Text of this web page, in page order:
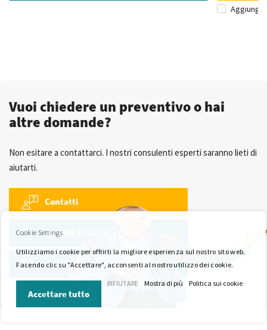
Aggiungi
Vuoi chiedere un preventivo o hai
altre domande?
Non esitare a contattarci. I nostri consulenti esperti saranno lieti di
aiutarti.
Contatti
+39 0444 27 62 18
sales@wkk-europe.it
Cookie Settings
Utilizziamo i cookie per offrirti la migliore esperienza sul nostro sito web.
Facendo clic su "Accettare", acconsenti al nostro utilizzo dei cookie.
Accettare tutto
RIFIUTARE Mostra di più Politica sui cookie